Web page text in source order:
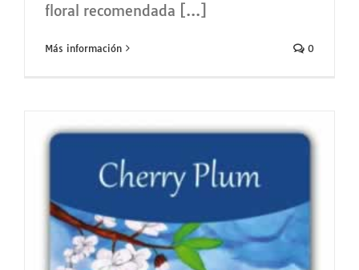
floral recomendada [...]
Más información 0